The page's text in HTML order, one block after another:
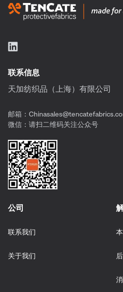
联系信息
天加纺织品（上海）有限公司
邮箱：
微信：请扫二维码关注公众号
公司
联系我们
关于我们